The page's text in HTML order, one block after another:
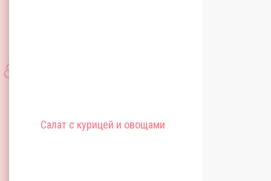
Салат с курицей и овощами